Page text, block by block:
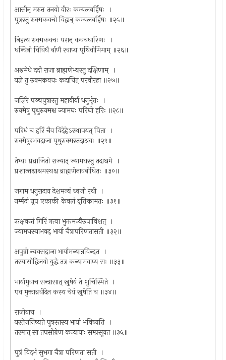
आसीन् मरुत्त तनयो वीरः कम्बलबर्हिषः ।
पुत्रस्तु रुक्मकवचो विद्वान् कम्बलबर्हिषः ॥२५॥
निहत्य रुक्मकवचः परान् कवचधारिणः ।
धन्विनो विविधै र्बाणै रवाप्य पृथिवीमिमाम् ॥२६॥
अश्वमेधे ददौ राजा ब्राह्मणेभ्यस्तु दक्षिणाम् ।
यज्ञे तु रुक्मकवचः कदाचित् परवीरहा ॥२७॥
जज्ञिरे पञ्चपुत्रास्तु महावीर्या धनुर्भृतः ।
रुक्मेषु पृथुरुक्मश्च ज्यामघः परिघो हरिः ॥२८॥
परिधं च हरिं चैव विदेहेऽस्थापयत् पिता ।
रुक्मेषुरभवद्राजा पृथुरुक्मस्तदाश्रयः ॥२९॥
तेभ्यः प्रव्राजितो राज्यात् ज्यामघस्तु तदाश्रमे ।
प्रशान्तश्चाश्रमस्थश्च ब्राह्मणेनावबोधितः ॥३०॥
जगाम धनुरादाय देशमन्यं ध्वजी रथी ।
नर्म्मदां नृप एकाकी केवलं वृत्तिकामतः ॥३१॥
ऋक्षवन्तं गिरिं गत्वा भुक्तमन्यैरुपाविशत् ।
ज्यामघस्याभवद् भार्या चैत्रापरिणतासती ॥३२॥
अपुत्रो न्यवसद्राजा भार्यामन्यान्नविन्दत ।
तस्यासीद्विजयो युद्धे तत्र कन्यामवाप्य सः ॥३३॥
भार्यामुवाच सन्त्रासात् स्नुषेयं ते शुचिस्मिते ।
एव मुक्ताब्रवीदेन कस्य चेयं स्नुषेति च ॥३४॥
राजोवाच ।
यस्तेजनिष्यते पुत्रस्तस्य भार्या भविष्यति ।
तस्मात् सा तपसोग्रेण कन्यायाः सम्प्रसूयत ॥३५॥
पुत्रं विदर्भं सुभगा चैत्रा परिणता सती ।